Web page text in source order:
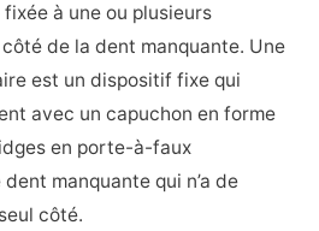
à une ou plusieurs
côté de la dent manquante. Une
est un dispositif fixe qui
avec un capuchon en forme
en porte-à-faux
manquante qui n’a de
côté.